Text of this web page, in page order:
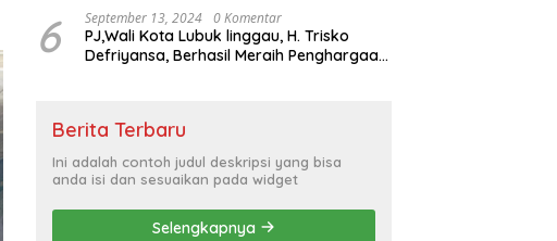
Hajatan Politik
6 September 13, 2024 0 Komentar
PJ,Wali Kota Lubuk linggau, H. Trisko
Defriyansa, Berhasil Meraih Penghargaan
Berita Terbaru
Ini adalah contoh judul deskripsi yang bisa
anda isi dan sesuaikan pada widget
Selengkapnya